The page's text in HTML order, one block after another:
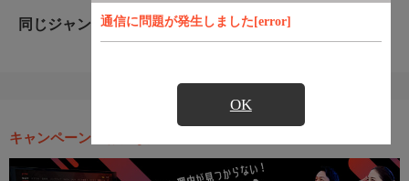
通信に問題が発生しました[error]
OK
同じジャンルのおすすめ番組
キャンペーン・お得な情報